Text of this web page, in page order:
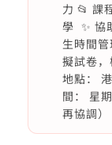
力 📂 課
學 ✨ 協
生時間
擬試卷
地點：
間： 星
再協調）